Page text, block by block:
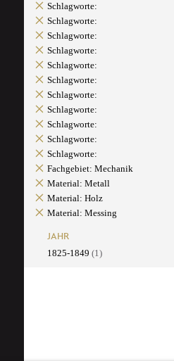
Schlagworte:
Schlagworte:
Schlagworte:
Schlagworte:
Schlagworte:
Schlagworte:
Schlagworte:
Schlagworte:
Schlagworte:
Schlagworte:
Schlagworte:
Fachgebiet: Mechanik
Material: Metall
Material: Holz
Material: Messing
JAHR
1825-1849 (1)